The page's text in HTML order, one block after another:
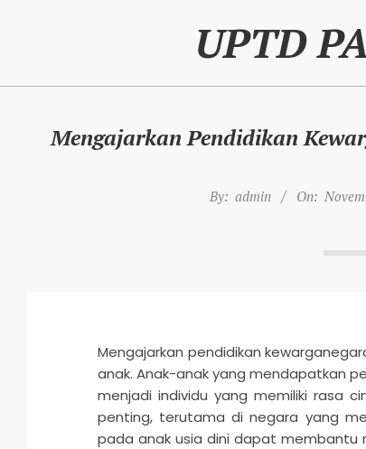
UPTD
Mengajarkan Pendidikan
By: admin On:
Mengajarkan pendidikan
anak. Anak-anak yang mendapatkan
menjadi individu yang memiliki rasa
penting, terutama di negara yang
pada anak usia dini dapat membantu